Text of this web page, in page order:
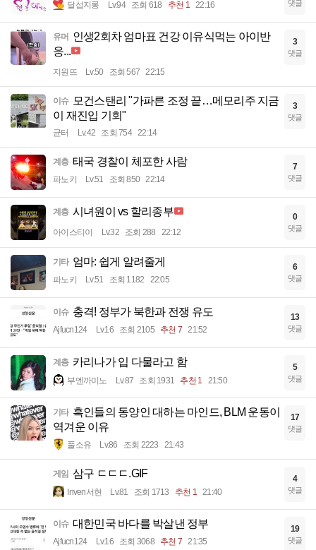
달섭지롱 Lv.94 조회 618 추천 1 22:16 댓글
유머 인생2회차 엄마표 건강 이유식먹는 아이반
응...
지원뜨 Lv.50 조회 567 22:15
3
댓글
이슈
모건스탠리 "가파른 조정 끝…메모리주 지금
이 재진입 기회"
균터 Lv.42 조회 754 22:14
3
댓글
계층 태국 경찰이 체포한 사람
파노키 Lv.51 조회 850 22:14
7
댓글
계층 시녀원이 vs 할리종부
아이스티이 Lv.32 조회 288 22:12
0
댓글
기타 엄마: 쉽게 알려줄게
파노키 Lv.51 조회 1182 22:05
6
댓글
이슈 충격! 정부가 북한과 전쟁 유도
Ajfucn124 Lv.16 조회 2105 추천 7 21:52
13
댓글
계층 카리나가 입 다물라고 함
부엔까미노 Lv.87 조회 1931 추천 1 21:50
5
댓글
기타 흑인들의 동양인 대하는 마인드, BLM 운동이
역겨운 이유
풀소유 Lv.86 조회 2223 21:43
17
댓글
게임 삼구 ㄷㄷㄷ.GIF
Inven서현 Lv.81 조회 1713 추천 1 21:40
4
댓글
이슈 대한민국 바다를 박살낸 정부
Ajfucn124 Lv.16 조회 3068 추천 7 21:35
19
댓글